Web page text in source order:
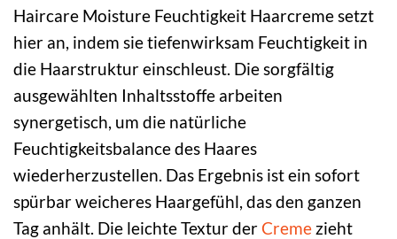
Haircare Moisture Feuchtigkeit Haarcreme setzt
hier an, indem sie tiefenwirksam Feuchtigkeit in
die Haarstruktur einschleust. Die sorgfältig
ausgewählten Inhaltsstoffe arbeiten
synergetisch, um die natürliche
Feuchtigkeitsbalance des Haares
wiederherzustellen. Das Ergebnis ist ein sofort
spürbar weicheres Haargefühl, das den ganzen
Tag anhält. Die leichte Textur derCreme zieht